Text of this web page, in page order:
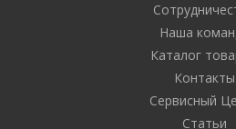
Наша
Каталог
Контакты
Сервисный
Статьи